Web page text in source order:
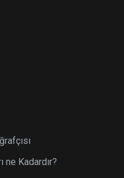
ne Kadardır?